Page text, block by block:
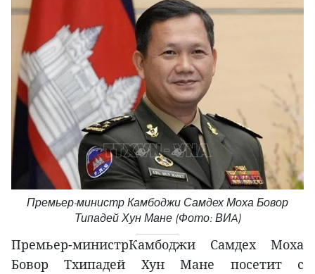
Премьер-министр Камбоджи Самдех Моха Бовор
Типадей Хун Мане (Фото: ВИA)
Премьер-министрКамбоджи Самдех Моха
Бовор Тхипадей Хун Мане посетит с